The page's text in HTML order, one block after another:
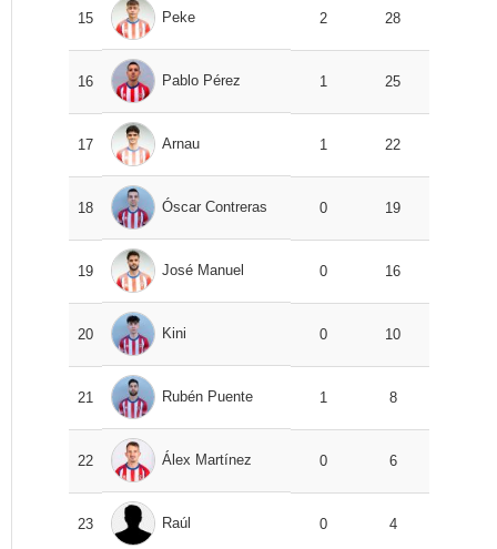
15 Peke 2 28
16 Pablo Pérez 1 25
17 Arnau 1 22
18 Óscar Contreras 0 19
19 José Manuel 0 16
20 Kini 0 10
21 Rubén Puente 1 8
22 Álex Martínez 0 6
23 Raúl 0 4